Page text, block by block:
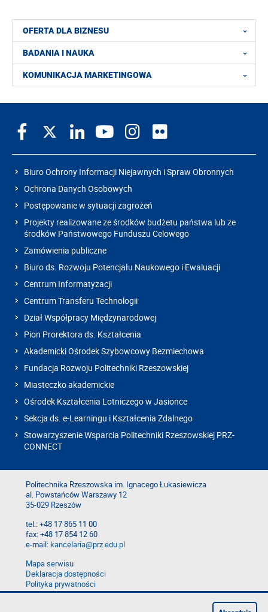
OFERTA DLA BIZNESU
BADANIA I NAUKA
KOMUNIKACJA MARKETINGOWA
Biuro Ochrony Informacji Niejawnych i Spraw Obronnych
Ochrona Danych Osobowych
Postępowanie w sytuacji zagrożeń
Projekty realizowane ze środków budżetu państwa lub ze
środków Państwowego Funduszu Celowego
Zamówienia publiczne
Biuro ds. Rozwoju Potencjału Naukowego i Ewaluacji
Centrum Informatyzacji
Centrum Transferu Technologii
Dział Współpracy Międzynarodowej
Pion Prorektora ds. Kształcenia
Akademicki Ośrodek Szybowcowy Bezmiechowa
Fundacja Rozwoju Politechniki Rzeszowskiej
Miasteczko akademickie
Ośrodek Kształcenia Lotniczego w Jasionce
Sekcja ds. e-Learningu i Kształcenia Zdalnego
Stowarzyszenie Wsparcia Politechniki Rzeszowskiej PRZ-
CONNECT
Politechnika Rzeszowska im. Ignacego Łukasiewicza
al. Powstańców Warszawy 12
35-029 Rzeszów
tel.: +48 17 865 11 00
fax: +48 17 854 12 60
e-mail:kancelaria@prz.edu.pl
Mapa serwisu
Deklaracja dostępności
Polityka prywatności
Zgłoś błąd na stronie